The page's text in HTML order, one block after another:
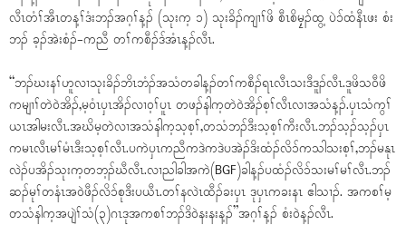
လီၤတံၢ်အီၤတန့ၢ်ဒံးဘၣ်အဂ့ၢ်န့ၣ် (သုးက့ ၁) သုးခိၣ်ကျၢၢ်ဖိ စီၤစိမၠ့ၣ်ထွ့ ပဲၥ်ထံနီၤဖး စံး
ဘၣ် ခ့ၣ်အဲးစံၣ်-ကညီ တၢ်ကစီၣ်ဒ်အံၤန့ၣ်လီၤ.
“ဘၣ်ဃးနၢ်ဟူလၢသုးခိၣ်ဘိၤဘံၣ်အသံတခါန့ၣ်တၢ်ကစီၣ်ရၤလီၤသးဒီဒူၣ်လီၤ.ဒူဖိသဝီဖိ
ကမျၢၢ်တဲဝဲအိၣ်,မ့၀ံၤပှၤအိၣ်လၢ၀့ၢ်ပူၤ တဖၣ်နါက့တဲဝဲအိၣ်စ့ၢ်လီၤလၢအသံန့ၣ်.ပှၤသံကွၢ်
ယၤအါမးလီၤ.အဃိမ့တဲလၢအသံနါက့သ့စ့ၢ်,တသံဘၣ်ဒီးသ့စ့ၢ်ကီးလီၤ.ဘၣ်သ့ၣ်သ့ၣ်ပှၤ
ကမၤလီၤမၢ်မံၤဒီးသ့စ့ၢ်လီၤ.ပကဲပှၤကညီကဒဲကဒဲပအဲၣ်ဒိးထံၣ်လိၥ်ကသါသးစ့ၢ်,ဘၣ်မနုၤ
လဲၣ်ပအိၣ်သုးက့တဘ့ၣ်ဃီလီၤ.လၢညါခါအကဲ(BGF)ခါန့ၣ်ပထံၣ်လိၥ်သးမၢ်မၢ်လီၤ.ဘၣ်
ဆၣ်မုၢ်တနံၤအ၀ဲဖီၣ်လိၥ်စုဒီးပယီၤ.တၢ်နလဲၤထီၣ်ခးပှၤ ဒုပှၤကခးနၤ ဧါသၢၣ်. အကစၢ်မ့
တသံနါက့အပျဲၢ်သံ(၃)ဂၤဒုအကစၢ်ဘၣ်ဒိဝဲနးနးန့ၣ်”အဂ့ၢ်န့ၣ် စံးဝဲန့ၣ်လီၤ.